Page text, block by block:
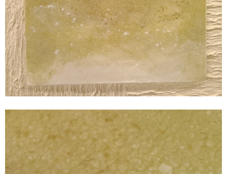
【素材】
楮１００％